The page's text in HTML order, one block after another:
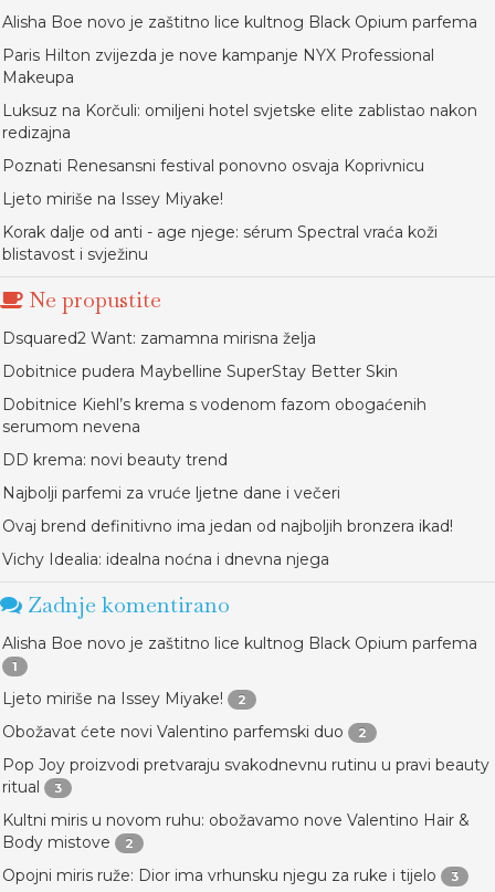
Alisha Boe novo je zaštitno lice kultnog Black Opium parfema
Paris Hilton zvijezda je nove kampanje NYX Professional
Makeupa
Luksuz na Korčuli: omiljeni hotel svjetske elite zablistao nakon
redizajna
Poznati Renesansni festival ponovno osvaja Koprivnicu
Ljeto miriše na Issey Miyake!
Korak dalje od anti - age njege: sérum Spectral vraća koži
blistavost i svježinu
Ne propustite
Dsquared2 Want: zamamna mirisna želja
Dobitnice pudera Maybelline SuperStay Better Skin
Dobitnice Kiehl’s krema s vodenom fazom obogaćenih
serumom nevena
DD krema: novi beauty trend
Najbolji parfemi za vruće ljetne dane i večeri
Ovaj brend definitivno ima jedan od najboljih bronzera ikad!
Vichy Idealia: idealna noćna i dnevna njega
Zadnje komentirano
Alisha Boe novo je zaštitno lice kultnog Black Opium parfema
1
Ljeto miriše na Issey Miyake! 2
Obožavat ćete novi Valentino parfemski duo 2
Pop Joy proizvodi pretvaraju svakodnevnu rutinu u pravi beauty
ritual
3
Kultni miris u novom ruhu: obožavamo nove Valentino Hair &
Body mistove
2
Opojni miris ruže: Dior ima vrhunsku njegu za ruke i tijelo 3